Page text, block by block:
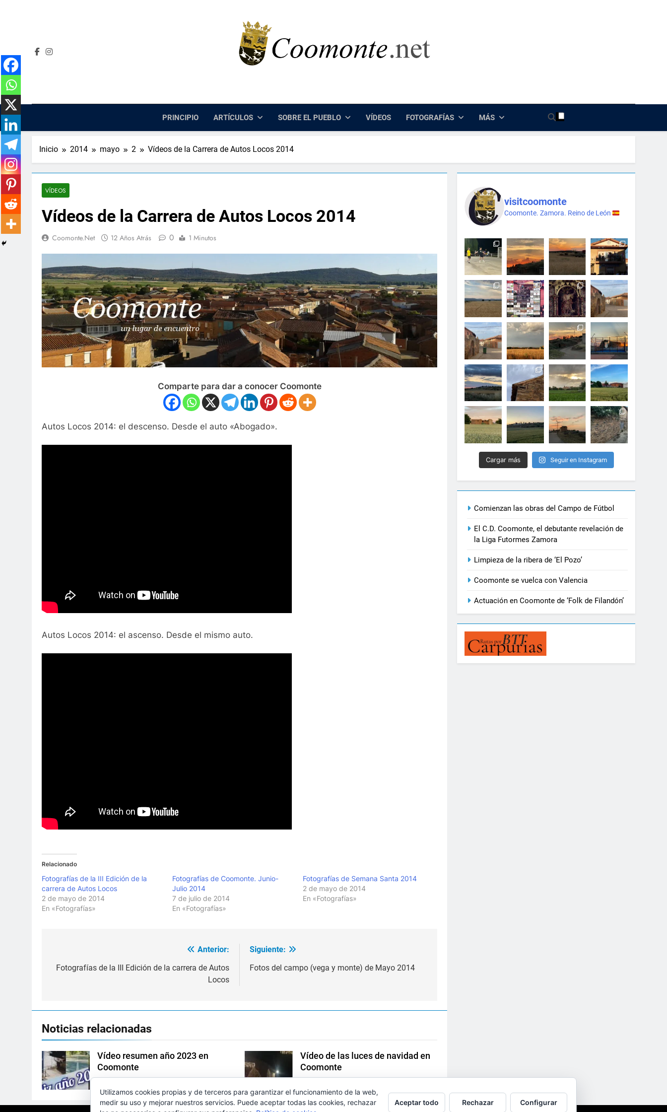
Coomonte.net |
PRINCIPIO ARTÍCULOS SOBRE EL PUEBLO VÍDEOS FOTOGRAFÍAS MÁS
Inicio 2014 mayo 2 Vídeos de la Carrera de Autos Locos 2014
VÍDEOS
Vídeos de la Carrera de Autos Locos 2014
Coomonte.net 12 Años Atrás 0 1 Minutos
Comparte para dar a conocer Coomonte
Autos Locos 2014: el descenso. Desde el auto «Abogado».
Autos Locos 2014: el ascenso. Desde el mismo auto.
Relacionado
Fotografías de la III Edición de la
carrera de Autos Locos
2 de mayo de 2014
En «Fotografías»
Fotografías de Coomonte. Junio-
Julio 2014
7 de julio de 2014
En «Fotografías»
Fotografías de Semana Santa 2014
2 de mayo de 2014
En «Fotografías»
de
Anterior:
Fotografías de la III Edición de la carrera de Autos
Locos
Siguiente:
Fotos del campo (vega y monte) de Mayo 2014
Noticias relacionadas
Vídeo resumen año 2023 en
Coomonte
Vídeo de las luces de navidad en
Coomonte
visitcoomonte
Coomonte. Zamora. Reino de León
Cargar más Seguir en Instagram
Comienzan las obras del Campo de Fútbol
El C.D. Coomonte, el debutante revelación de
la Liga Futormes Zamora
Limpieza de la ribera de ‘El Pozo’
Coomonte se vuelca con Valencia
Actuación en Coomonte de ‘Folk de Filandón’
Utilizamos cookies propias y de terceros para garantizar el funcionamiento de la web,
medir su uso y mejorar nuestros servicios. Puede aceptar todas las cookies, rechazar
Aceptar todo Rechazar Configurar